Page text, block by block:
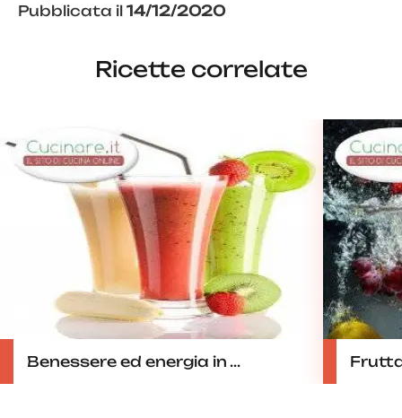
Pubblicata il 14/12/2020
Ricette correlate
Benessere ed energia in ...